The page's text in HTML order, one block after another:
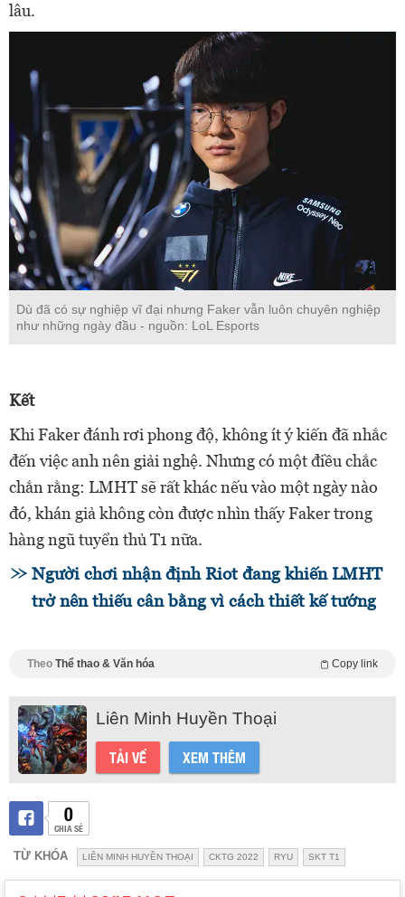
lâu.
Dù đã có sự nghiệp vĩ đại nhưng Faker vẫn luôn chuyên nghiệp
như những ngày đầu - nguồn: LoL Esports
Kết
Khi Faker đánh rơi phong độ, không ít ý kiến đã nhắc
đến việc anh nên giải nghệ. Nhưng có một điều chắc
chắn rằng: LMHT sẽ rất khác nếu vào một ngày nào
đó, khán giả không còn được nhìn thấy Faker trong
hàng ngũ tuyển thủ T1 nữa.
Người chơi nhận định Riot đang khiến LMHT
trở nên thiếu cân bằng vì cách thiết kế tướng
Theo Thể thao & Văn hóa Copy link
Liên Minh Huyền Thoại
TẢI VỀ XEM THÊM
0
CHIA SẺ
TỪ KHÓA LIÊN MINH HUYỀN THOẠI CKTG 2022 RYU SKT T1